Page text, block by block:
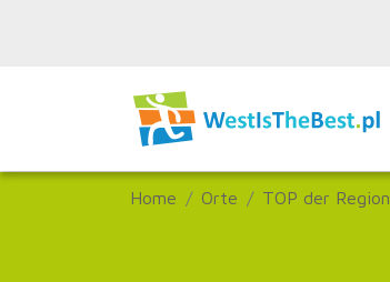
Home Orte TOP der Region